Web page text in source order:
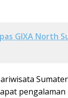
GIXA North